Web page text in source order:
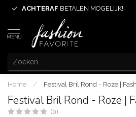
ACHTERAF BETALEN MOGELIJK!
MENU
Home / Festival Bril Rond - Roze |
Festival Bril Rond - Roze |
(0)